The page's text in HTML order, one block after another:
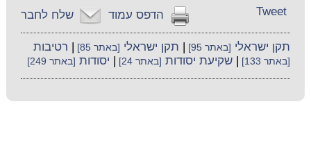
שלח לחבר הדפס עמוד Tweet
תקן ישראלי [באתר 95] תקן ישראלי [באתר 85] רטיבות
[באתר 133] |שקיעת יסודות [באתר 24] יסודות [באתר 249]